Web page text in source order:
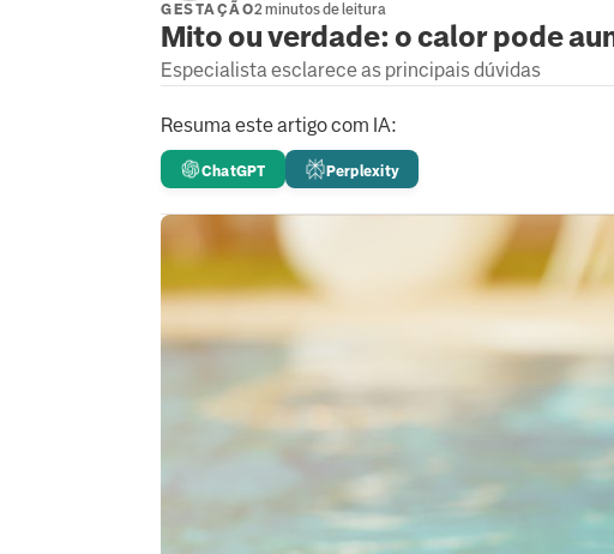
GESTAÇÃO2 minutos de leitura
Mito ou verdade: o calor pode
Especialista esclarece as principais dúvidas
Resuma este artigo com IA:
ChatGPT Perplexity